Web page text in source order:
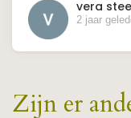
vera
2 jaar
Zijn er